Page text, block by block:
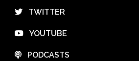
⠀TWITTER
⠀YOUTUBE
⠀PODCASTS